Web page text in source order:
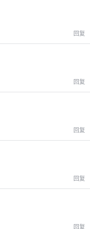
回复
回复
回复
回复
回复